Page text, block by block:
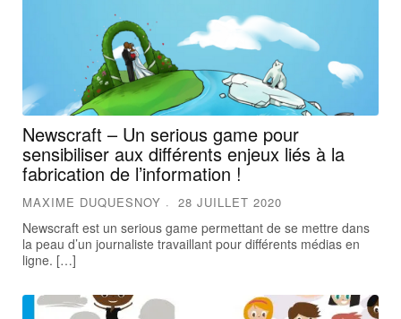
Newscraft – Un serious game pour
sensibiliser aux différents enjeux liés à la
fabrication de l’information !
MAXIME DUQUESNOY 28 JUILLET 2020
Newscraft est un serious game permettant de se mettre dans
la peau d’un journaliste travaillant pour différents médias en
ligne. […]